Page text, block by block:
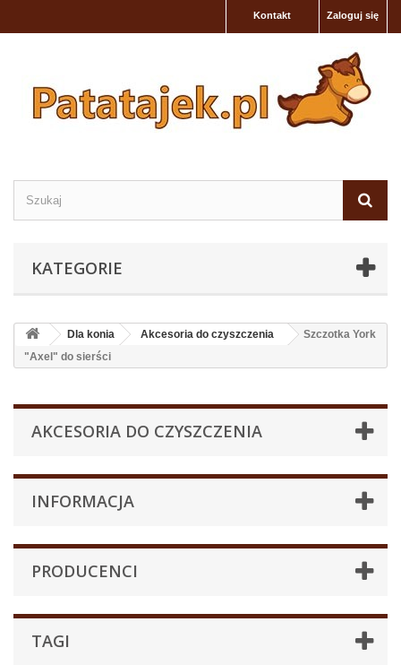
Zaloguj się
Kontakt
KATEGORIE
Dla konia Akcesoria do czyszczenia
Szczotka York
"Axel" do sierści
AKCESORIA DO CZYSZCZENIA
INFORMACJA
PRODUCENCI
TAGI